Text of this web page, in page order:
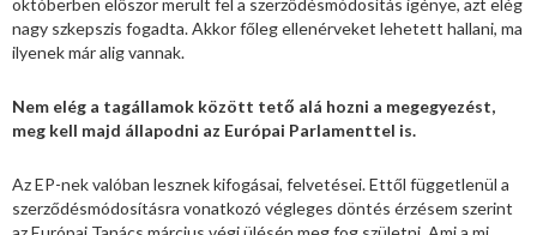
nagy szkepszis fogadta. Akkor főleg ellenérveket lehetett hallani, ma
ilyenek már alig vannak.
Nem elég a tagállamok között tető alá hozni a megegyezést,
meg kell majd állapodni az Európai Parlamenttel is.
Az EP-nek valóban lesznek kifogásai, felvetései. Ettől függetlenül a
szerződésmódosításra vonatkozó végleges döntés érzésem szerint